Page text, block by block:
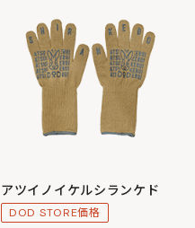
アツイノイケルシランケド
DOD STORE価格